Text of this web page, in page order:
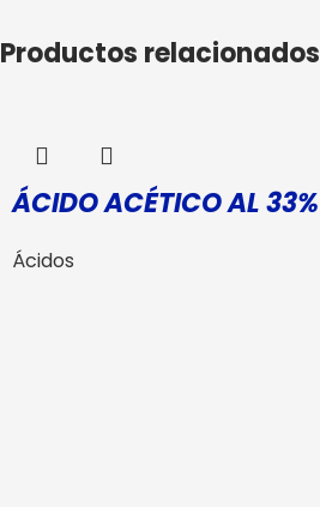
Productos relacionados
ÁCIDO ACÉTICO AL 33%
Ácidos